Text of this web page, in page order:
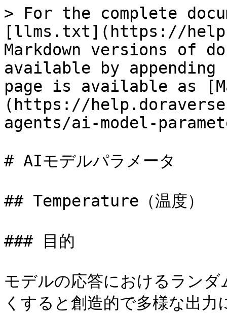
> For the complete
[llms.txt](https://
Markdown versions of
available by
page is available as
(https://
agents/ai-model-
# AIモデルパラメータ
## Temperature（温度）
### 目的
モデルの応答におけるラン
くすると創造的で多様な出